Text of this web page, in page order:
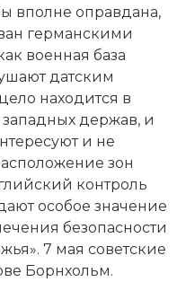
дисциплины
вполне оправдана,
германскими
военная база
датским
находится в
держав, и
и не
зон
контроль
особое значение
безопасности
7 мая советские
Борнхольм.